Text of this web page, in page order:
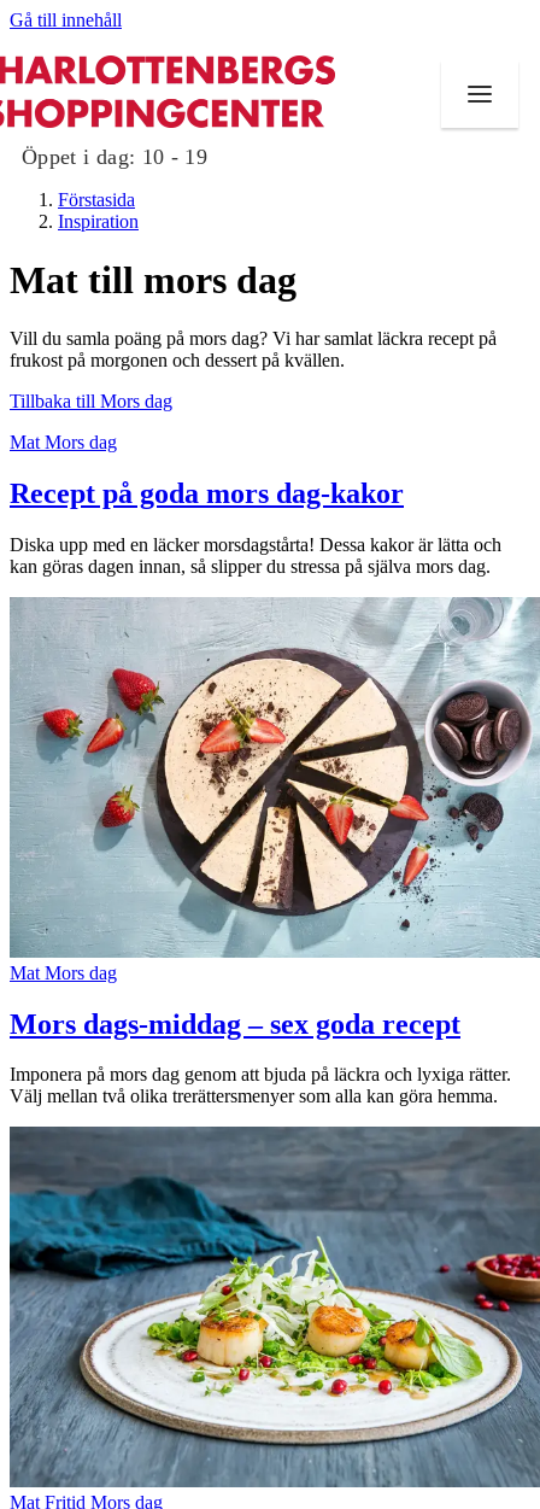
Gå till innehåll
Öppet i dag: 10 - 19
Mat och dryck
Evenemang
Erbjudanden
Kundklubb
Inspiration
Sök
Öppettider
Praktisk information
Lediga jobb
Magasin
Presentkort
Min Shopping-app
Förstasida
Inspiration
Mat till mors dag
Vill du samla poäng på mors dag? Vi har samlat läckra recept på
frukost på morgonen och dessert på kvällen.
Tillbaka till Mors dag
Mat Mors dag
Recept på goda mors dag-kakor
Diska upp med en läcker morsdagstårta! Dessa kakor är lätta och
kan göras dagen innan, så slipper du stressa på själva mors dag.
Mat Mors dag
Mors dags-middag – sex goda recept
Imponera på mors dag genom att bjuda på läckra och lyxiga rätter.
Välj mellan två olika trerättersmenyer som alla kan göra hemma.
Mat Fritid Mors dag